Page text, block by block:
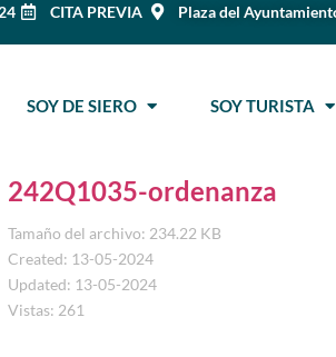
CITA PREVIA Plaza del
SOY DE SIERO SOY TURISTA
242Q1035-ordenanza
Tamaño del archivo: 234.22 KB
Created: 13-05-2024
Updated: 13-05-2024
Vistas: 261